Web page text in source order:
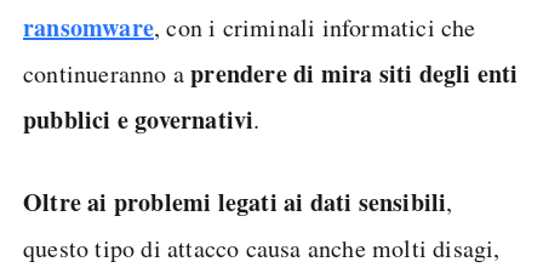
ransomware, con i criminali informatici che
continueranno aprendere di mira siti degli enti
pubblici e governativi.
Oltre ai problemi legati ai dati sensibili,
questo tipo di attacco causa anche molti disagi,